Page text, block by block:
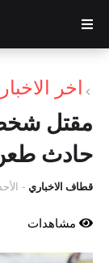
اخر الاخبار
مقتل
حادث طعن
قطاف الاخباري -
مشاهدات